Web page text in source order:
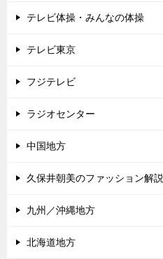
テレビ体操・みんなの体操
テレビ東京
フジテレビ
ラジオセンター
中国地方
久保井朝美のファッション解説
九州／沖縄地方
北海道地方